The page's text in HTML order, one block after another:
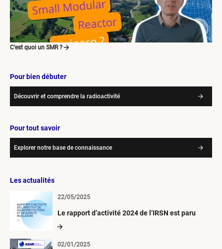
C’est quoi un SMR ?
Pour bien débuter
Découvrir et comprendre la radioactivité
Pour tout savoir
Explorer notre base de connaissance
Les actualités
Le rapport d’activité 2024 de l’IRSN est paru
22/05/2025
02/01/2025